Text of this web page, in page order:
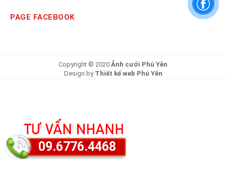
PAGE FACEBOOK
Copyright © 2020 Ảnh cưới Phú Yên
Design by Thiết kế web Phú Yên
09.6776.4468